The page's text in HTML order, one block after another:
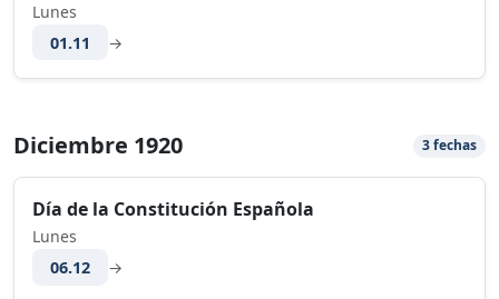
Lunes
01.11
→
Diciembre 1920 3 fechas
Día de la Constitución Española
Lunes
06.12
→